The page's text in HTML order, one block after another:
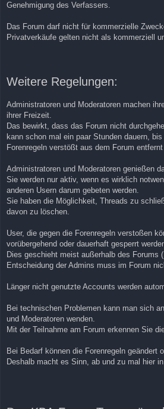
Genehmigung des Verfassers.
Das Forum darf nicht für kommerzielle
Privatverkäufe gelten nicht als kommerziell
Weitere Regelungen:
Administratoren und Moderatoren machen
ihrer Freizeit.
Das bewirkt, dass das Forum nicht
kann schon mal ein paar Stunden dauern,
Forenregeln verstößt aus dem Forum
Administratoren und Moderatoren genießen
Sie werden nur aktiv, wenn es wirklich
anderen Usern darum gebeten werden.
Sie haben die Möglichkeit, Threads zu
davon zu löschen.
User, die gegen die Forenregeln verstoßen
vorübergehend oder dauerhaft gesperrt
Dies geschieht meist außerhalb des Forums
Entscheidung der Admins muss im Forum
Länger nicht genutzte Accounts werden
Bei technischen Problemen kann man sich
und Moderatoren wenden.
Mit der Teilnahme am Forum erkennen Sie
Bei Bedarf können die Forenregeln geändert
Deshalb macht es Sinn, ab und zu mal hier